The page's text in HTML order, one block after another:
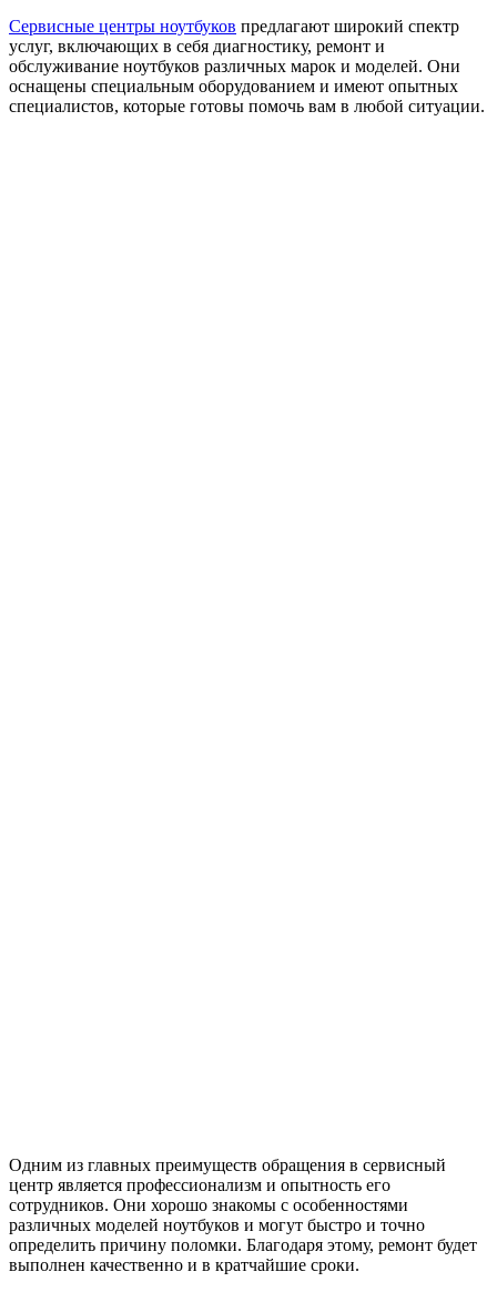
Сервисные центры ноутбуков предлагают широкий спектр
услуг, включающих в себя диагностику, ремонт и
обслуживание ноутбуков различных марок и моделей. Они
оснащены специальным оборудованием и имеют опытных
специалистов, которые готовы помочь вам в любой ситуации.
Одним из главных преимуществ обращения в сервисный
центр является профессионализм и опытность его
сотрудников. Они хорошо знакомы с особенностями
различных моделей ноутбуков и могут быстро и точно
определить причину поломки. Благодаря этому, ремонт будет
выполнен качественно и в кратчайшие сроки.